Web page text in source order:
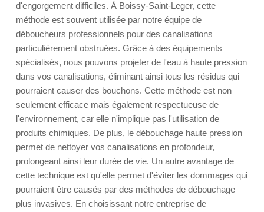
d'engorgement difficiles. À Boissy-Saint-Leger, cette
méthode est souvent utilisée par notre équipe de
déboucheurs professionnels pour des canalisations
particulièrement obstruées. Grâce à des équipements
spécialisés, nous pouvons projeter de l'eau à haute pression
dans vos canalisations, éliminant ainsi tous les résidus qui
pourraient causer des bouchons. Cette méthode est non
seulement efficace mais également respectueuse de
l'environnement, car elle n'implique pas l'utilisation de
produits chimiques. De plus, le débouchage haute pression
permet de nettoyer vos canalisations en profondeur,
prolongeant ainsi leur durée de vie. Un autre avantage de
cette technique est qu'elle permet d'éviter les dommages qui
pourraient être causés par des méthodes de débouchage
plus invasives. En choisissant notre entreprise de